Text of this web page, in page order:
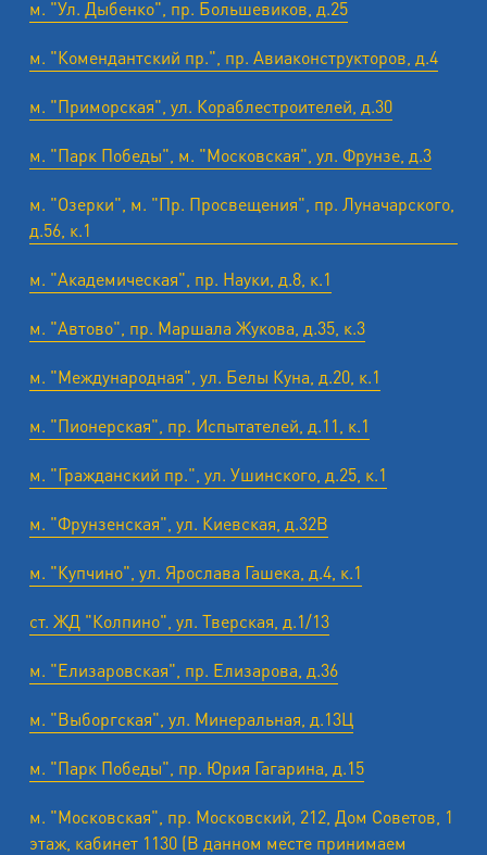
м. "Ул. Дыбенко", пр. Большевиков, д.25
м. "Комендантский пр.", пр. Авиаконструкторов, д.4
м. "Приморская", ул. Кораблестроителей, д.30
м. "Парк Победы", м. "Московская", ул. Фрунзе, д.3
м. "Озерки", м. "Пр. Просвещения", пр. Луначарского,
д.56, к.1
м. "Академическая", пр. Науки, д.8, к.1
м. "Автово", пр. Маршала Жукова, д.35, к.3
м. "Международная", ул. Белы Куна, д.20, к.1
м. "Пионерская", пр. Испытателей, д.11, к.1
м. "Гражданский пр.", ул. Ушинского, д.25, к.1
м. "Фрунзенская", ул. Киевская, д.32В
м. "Купчино", ул. Ярослава Гашека, д.4, к.1
ст. ЖД "Колпино", ул. Тверская, д.1/13
м. "Елизаровская", пр. Елизарова, д.36
м. "Выборгская", ул. Минеральная, д.13Ц
м. "Парк Победы", пр. Юрия Гагарина, д.15
м. "Московская", пр. Московский, 212, Дом Советов, 1
этаж, кабинет 1130 (В данном месте принимаем